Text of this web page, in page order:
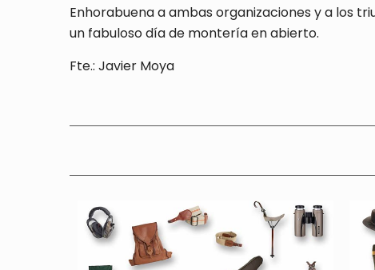
Enhorabuena a ambas organizaciones y a los
un fabuloso día de montería en abierto.
Fte.: Javier Moya